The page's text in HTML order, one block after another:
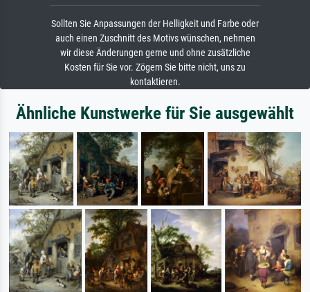
Sollten Sie Anpassungen der Helligkeit und Farbe oder
auch einen Zuschnitt des Motivs wünschen, nehmen
wir diese Änderungen gerne und ohne zusätzliche
Kosten für Sie vor. Zögern Sie bitte nicht, uns zu
kontaktieren.
Ähnliche Kunstwerke für Sie ausgewählt